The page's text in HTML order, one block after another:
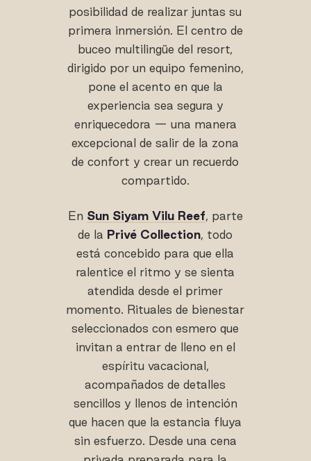
posibilidad de realizar juntas su
primera inmersión. El centro de
buceo multilingüe del resort,
dirigido por un equipo femenino,
pone el acento en que la
experiencia sea segura y
enriquecedora — una manera
excepcional de salir de la zona
de confort y crear un recuerdo
compartido.
En Sun Siyam Vilu Reef, parte
de la Privé Collection, todo
está concebido para que ella
ralentice el ritmo y se sienta
atendida desde el primer
momento. Rituales de bienestar
seleccionados con esmero que
invitan a entrar de lleno en el
espíritu vacacional,
acompañados de detalles
sencillos y llenos de intención
que hacen que la estancia fluya
sin esfuerzo. Desde una cena